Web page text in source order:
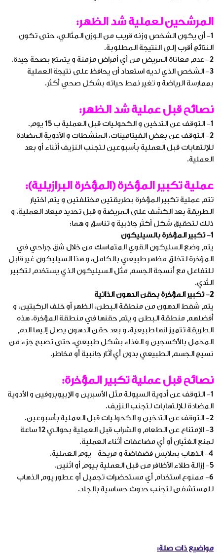
المرشحين لعملية شد الظهر:
1- أن يكون الشخص وزنه قريب من الوزن المثالي، حتى تكون
النتائج أقرب إلى النتيجة المطلوبة.
2- عدم معاناة المريض من أي أمراض مزمنة و يتمتع بصحة جيدة.
3- الشخص الذي لديه استعداد أن يحافظ على نتيجة العملية
بممارسة الرياضة و تغير نمط حياته بشكل صحي أكثر.
نصائح قبل عملية شد الظهر:
1- التوقف عن التدخين و الكحوليات قبل العملية ب 15 يوم.
2- التوقف عن بعض الفيتامينات، المنشطات و الأدوية المضادة
للإلتهابات قبل العملية بأسبوعين لتجنب النزيف أثناء أو بعد
العملية.
عملية تكبير المؤخرة (المؤخرة البرازيلية):
تتم عملية تكبير المؤخرة بطريقتين مختلفتين و يتم اختيار
الطريقة بعد الكشف على المريضة و قبل تحديد ميعاد العملية، و
ذلك لتحقيق شكل أكثر جاذبية و تناسق و هما:
1- تكبير المؤخرة بالسيليكون
يتم وضع السليكون القوي المتماسك من خلال شق جراحي في
المؤخرة لتخلق مظهر طبيعي بالكامل، و هذا السيليكون غير قابل
للتفاعل مع أنسجة الجسم مثل السيليكون الذي يستخدم لتكبير
الثدي.
2- تكبير المؤخرة بحقن الدهون الذاتية
يتم شفط الدهون من منطقة البطن، الظهر أو خلف الركبتين، و
أفضلهم منطقة البطن و يتم حقنها في منطقة المؤخرة. هذه
الطريقة تتميز انها طبيعية، و بعد حقن الدهون يصل إليها الدم
المحمل بالأكسجين و الغذاء بشكل طبيعي، حتى تصبح جزء من
نسيج الجسم الطبيعي بدون أي آثار جانبية أو مخاطر.
نصائح قبل عملية تكبير المؤخرة:
1- التوقف عن أدوية السيولة مثل الأسبرين و الإبيوبروفين و الأدوية
المضادة للإلتهابات لتجنب النزيف.
2- التوقف عن التدخين و الكحوليات قبل العملية بأسبوعين.
3- الإمتناع عن الطعام و الشراب قبل العملية بحوالي 12 ساعة
لمنع الغثيان أو أي مضاعفات أثناء العملية.
4- الذهاب بملابس فضفاضة و مريحة يوم العملية.
5- إزالة طلاء الأظافر من قبل العملية بيوم أو اثنين.
6- ممنوع استخدام أي مستحضرات تجميل أو عطور يوم الذهاب
للمستشفى لتجنب حدوث حساسية بالجلد.
مواضيع ذات صلة: